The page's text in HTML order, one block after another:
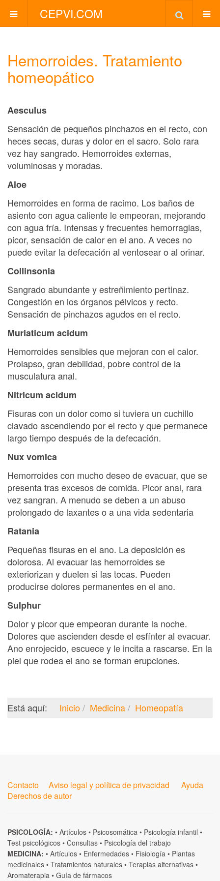
CEPVI.COM
Hemorroides. Tratamiento
homeopático
Aesculus
Sensación de pequeños pinchazos en el recto, con
heces secas, duras y dolor en el sacro. Solo rara
vez hay sangrado. Hemorroides externas,
voluminosas y moradas.
Aloe
Hemorroides en forma de racimo. Los baños de
asiento con agua caliente le empeoran, mejorando
con agua fría. Intensas y frecuentes hemorragias,
picor, sensación de calor en el ano. A veces no
puede evitar la defecación al ventosear o al orinar.
Collinsonia
Sangrado abundante y estreñimiento pertinaz.
Congestión en los órganos pélvicos y recto.
Sensación de pinchazos agudos en el recto.
Muriaticum acidum
Hemorroides sensibles que mejoran con el calor.
Prolapso, gran debilidad, pobre control de la
musculatura anal.
Nitricum acidum
Fisuras con un dolor como si tuviera un cuchillo
clavado ascendiendo por el recto y que permanece
largo tiempo después de la defecación.
Nux vomica
Hemorroides con mucho deseo de evacuar, que se
presenta tras excesos de comida. Picor anal, rara
vez sangran. A menudo se deben a un abuso
prolongado de laxantes o a una vida sedentaria
Ratania
Pequeñas fisuras en el ano. La deposición es
dolorosa. Al evacuar las hemorroides se
exteriorizan y duelen si las tocas. Pueden
producirse dolores permanentes en el ano.
Sulphur
Dolor y picor que empeoran durante la noche.
Dolores que ascienden desde el esfínter al evacuar.
Ano enrojecido, escuece y le incita a rascarse. En la
piel que rodea el ano se forman erupciones.
Está aquí: Inicio Medicina Homeopatía
Contacto Aviso legal y política de privacidad
Ayuda
Derechos de autor
PSICOLOGÍA: • Artículos • Psicosomática • Psicología infantil •
Test psicológicos • Consultas • Psicología del trabajo
MEDICINA: • Artículos • Enfermedades • Fisiología • Plantas
medicinales • Tratamientos naturales • Terapias alternativas •
Aromaterapia • Guía de fármacos